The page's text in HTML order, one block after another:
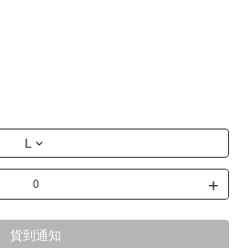
L
+
貨到通知